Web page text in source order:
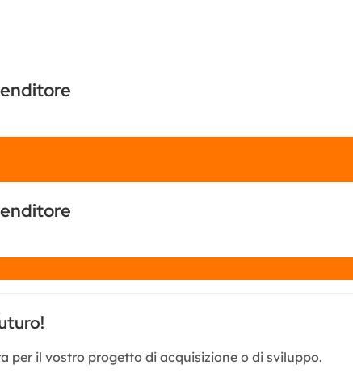
per il vostro progetto di acquisizione o di sviluppo.